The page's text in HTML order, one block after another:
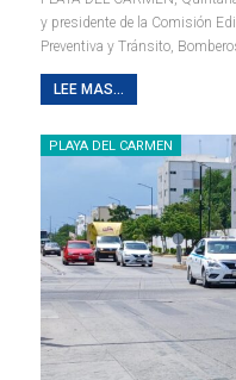
y presidente de la Comisión
Preventiva y Tránsito,
LEE MAS...
PLAYA DEL CARMEN